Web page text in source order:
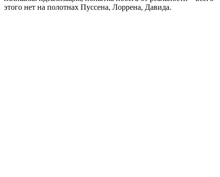
этого нет на полотнах Пуссена, Лоррена, Давида.